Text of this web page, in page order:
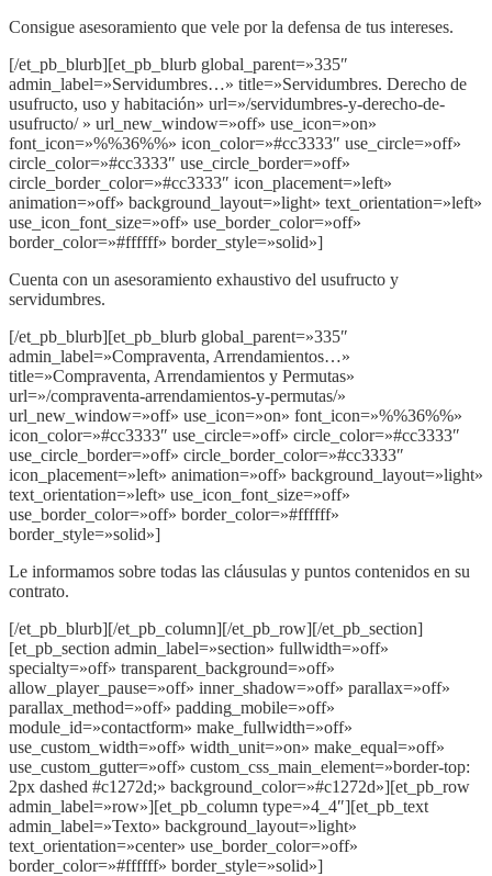
Consigue asesoramiento que vele por la defensa de tus intereses.
[/et_pb_blurb][et_pb_blurb global_parent=»335″
admin_label=»Servidumbres…» title=»Servidumbres. Derecho de
usufructo, uso y habitación» url=»/servidumbres-y-derecho-de-
usufructo/ » url_new_window=»off» use_icon=»on»
font_icon=»%%36%%» icon_color=»#cc3333″ use_circle=»off»
circle_color=»#cc3333″ use_circle_border=»off»
circle_border_color=»#cc3333″ icon_placement=»left»
animation=»off» background_layout=»light» text_orientation=»left»
use_icon_font_size=»off» use_border_color=»off»
border_color=»#ffffff» border_style=»solid»]
Cuenta con un asesoramiento exhaustivo del usufructo y
servidumbres.
[/et_pb_blurb][et_pb_blurb global_parent=»335″
admin_label=»Compraventa, Arrendamientos…»
title=»Compraventa, Arrendamientos y Permutas»
url=»/compraventa-arrendamientos-y-permutas/»
url_new_window=»off» use_icon=»on» font_icon=»%%36%%»
icon_color=»#cc3333″ use_circle=»off» circle_color=»#cc3333″
use_circle_border=»off» circle_border_color=»#cc3333″
icon_placement=»left» animation=»off» background_layout=»light»
text_orientation=»left» use_icon_font_size=»off»
use_border_color=»off» border_color=»#ffffff»
border_style=»solid»]
Le informamos sobre todas las cláusulas y puntos contenidos en su
contrato.
[/et_pb_blurb][/et_pb_column][/et_pb_row][/et_pb_section]
[et_pb_section admin_label=»section» fullwidth=»off»
specialty=»off» transparent_background=»off»
allow_player_pause=»off» inner_shadow=»off» parallax=»off»
parallax_method=»off» padding_mobile=»off»
module_id=»contactform» make_fullwidth=»off»
use_custom_width=»off» width_unit=»on» make_equal=»off»
use_custom_gutter=»off» custom_css_main_element=»border-top:
2px dashed #c1272d;» background_color=»#c1272d»][et_pb_row
admin_label=»row»][et_pb_column type=»4_4″][et_pb_text
admin_label=»Texto» background_layout=»light»
text_orientation=»center» use_border_color=»off»
border_color=»#ffffff» border_style=»solid»]